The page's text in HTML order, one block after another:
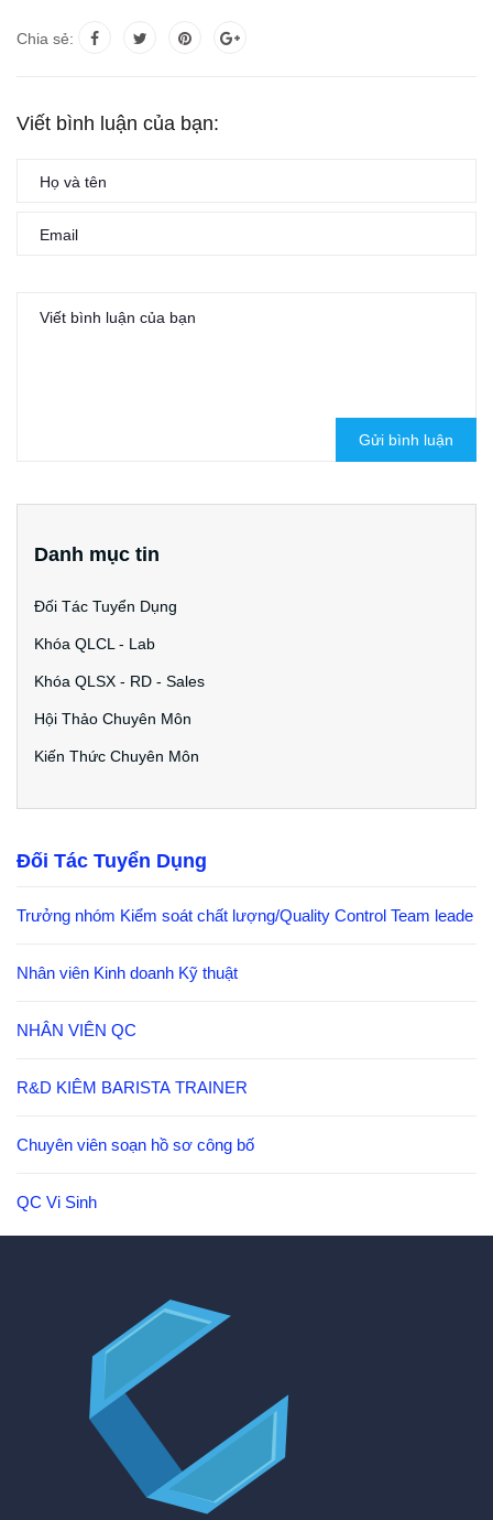
Chia sẻ:
Viết bình luận của bạn:
Gửi bình luận
Danh mục tin
Đối Tác Tuyển Dụng
Khóa QLCL - Lab
Khóa QLSX - RD - Sales
Hội Thảo Chuyên Môn
Kiến Thức Chuyên Môn
Đối Tác Tuyển Dụng
Trưởng nhóm Kiểm soát chất lượng/Quality Control Team leade
Nhân viên Kinh doanh Kỹ thuật
NHÂN VIÊN QC
R&D KIÊM BARISTA TRAINER
Chuyên viên soạn hồ sơ công bố
QC Vi Sinh